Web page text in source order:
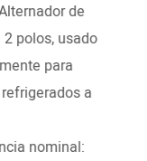
de
polos, usado
para
a
nominal: